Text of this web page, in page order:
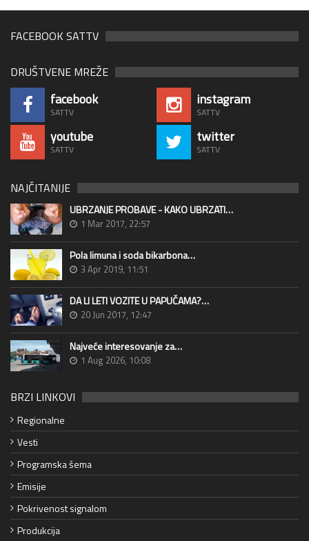
FACEBOOK SATTV
DRUŠTVENE MREŽE
facebook
SATTV
instagram
SATTV
youtube
SATTV
twitter
SATTV
NAJČITANIJE
UBRZANJE PROBAVE - KAKO UBRZATI…
1 Mar 2017, 22:57
Pola limuna i soda bikarbona…
3 Apr 2019, 11:51
DA LI LETI VOZITE U PAPUČAMA?…
20 Jun 2017, 12:47
Najveće interesovanje za…
1 Aug 2026, 10:08
BRZI LINKOVI
Regionalne
Vesti
Programska šema
Emisije
Pokrivenost signalom
Produkcija